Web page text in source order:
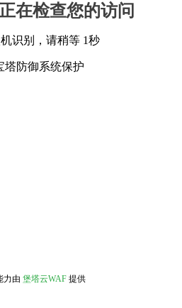
在检查您的访问
识别，请稍等 1秒
塔防御系统保护
力由 堡塔云WAF 提供